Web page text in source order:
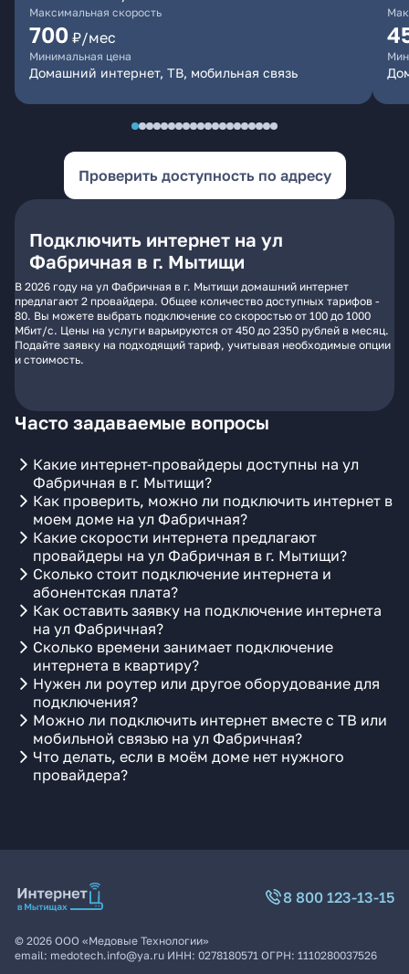
Максимальная скорость
700 ₽/мес
Минимальная цена
Домашний интернет, ТВ, мобильная связь
Проверить доступность по адресу
Подключить интернет на ул
Фабричная в г. Мытищи
В 2026 году на ул Фабричная в г. Мытищи домашний интернет
предлагают 2 провайдера. Общее количество доступных тарифов -
80. Вы можете выбрать подключение со скоростью от 100 до 1000
Мбит/с. Цены на услуги варьируются от 450 до 2350 рублей в месяц.
Подайте заявку на подходящий тариф, учитывая необходимые опции
и стоимость.
Часто задаваемые вопросы
Какие интернет-провайдеры доступны на ул
Фабричная в г. Мытищи?
Как проверить, можно ли подключить интернет в
моем доме на ул Фабричная?
Какие скорости интернета предлагают
провайдеры на ул Фабричная в г. Мытищи?
Сколько стоит подключение интернета и
абонентская плата?
Как оставить заявку на подключение интернета
на ул Фабричная?
Сколько времени занимает подключение
интернета в квартиру?
Нужен ли роутер или другое оборудование для
подключения?
Можно ли подключить интернет вместе с ТВ или
мобильной связью на ул Фабричная?
Что делать, если в моём доме нет нужного
провайдера?
8 800 123-13-15
© 2026 ООО «Медовые Технологии»
email: medotech.info@ya.ru ИНН: 0278180571 ОГРН: 1110280037526